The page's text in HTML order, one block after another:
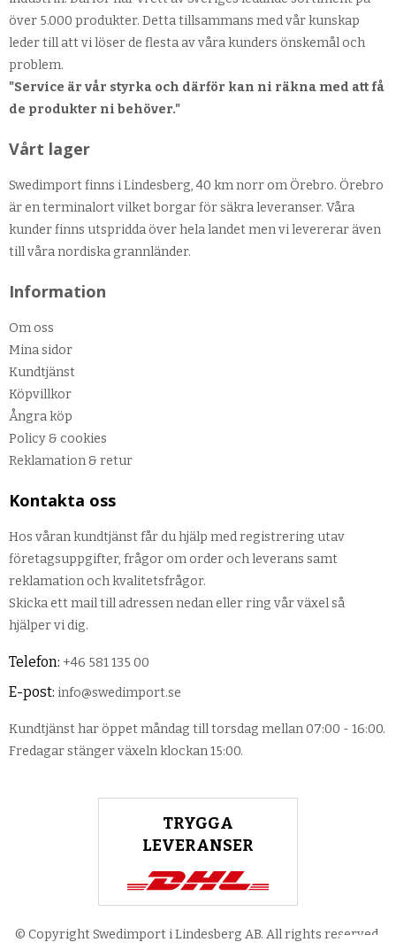
över 5.000 produkter. Detta tillsammans med vår kunskap
leder till att vi löser de flesta av våra kunders önskemål och
problem.
"Service är vår styrka och därför kan ni räkna med att få
de produkter ni behöver."
Vårt lager
Swedimport finns i Lindesberg, 40 km norr om Örebro. Örebro
är en terminalort vilket borgar för säkra leveranser. Våra
kunder finns utspridda över hela landet men vi levererar även
till våra nordiska grannländer.
Information
Om oss
Mina sidor
Kundtjänst
Köpvillkor
Ångra köp
Policy & cookies
Reklamation & retur
Kontakta oss
Hos våran kundtjänst får du hjälp med registrering utav
företagsuppgifter, frågor om order och leverans samt
reklamation och kvalitetsfrågor.
Skicka ett mail till adressen nedan eller ring vår växel så
hjälper vi dig.
Telefon: +46 581 135 00
E-post: info@swedimport.se
Kundtjänst har öppet måndag till torsdag mellan 07:00 - 16:00.
Fredagar stänger växeln klockan 15:00.
TRYGGA
LEVERANSER
© Copyright Swedimport i Lindesberg AB. All rights reserved.